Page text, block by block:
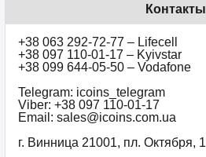
Контакты
+38 063 292-72-77 – Lifecell
+38 097 110-01-17 – Kyivstar
+38 099 644-05-50 – Vodafone
Telegram: icoins_telegram
Viber: +38 097 110-01-17
Email: sales@icoins.com.ua
г. Винница 21001, пл. Октября, 1